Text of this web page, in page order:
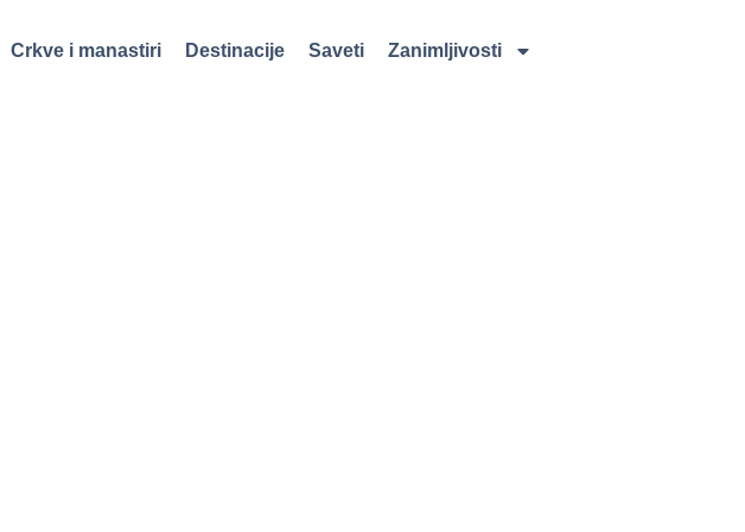
Crkve i manastiri Destinacije Saveti Zanimljivosti